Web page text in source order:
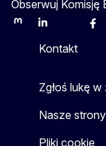
Obserwuj Komisję
MastodonLinkedInBluesky
Kontakt
Zgłoś lukę
Nasze
Pliki cookie